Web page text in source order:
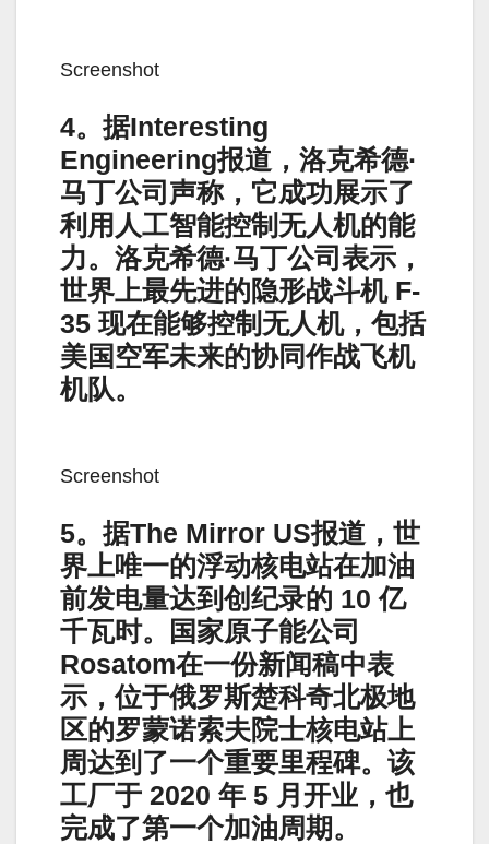
Screenshot
4。据Interesting
Engineering报道，洛克希德·
马丁公司声称，它成功展示了
利用人工智能控制无人机的能
力。洛克希德·马丁公司表示，
世界上最先进的隐形战斗机 F-
35 现在能够控制无人机，包括
美国空军未来的协同作战飞机
机队。
Screenshot
5。据The Mirror US报道，世
界上唯一的浮动核电站在加油
前发电量达到创纪录的 10 亿
千瓦时。国家原子能公司
Rosatom在一份新闻稿中表
示，位于俄罗斯楚科奇北极地
区的罗蒙诺索夫院士核电站上
周达到了一个重要里程碑。该
工厂于 2020 年 5 月开业，也
完成了第一个加油周期。